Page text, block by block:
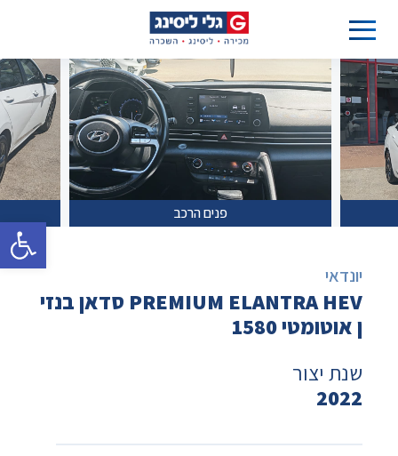
פתח
יונדאי
PREMIUM ELANTRA HEV סדאן בנזי
ן אוטומטי 1580
שנת יצור
2022
פנים הרכב